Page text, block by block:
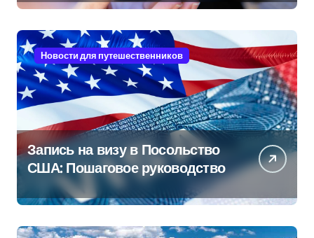
Новости для путешественников
Запись на визу в Посольство
США: Пошаговое руководство